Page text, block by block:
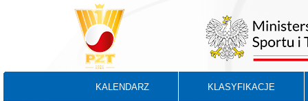
KALENDARZ KLASYFIKACJE